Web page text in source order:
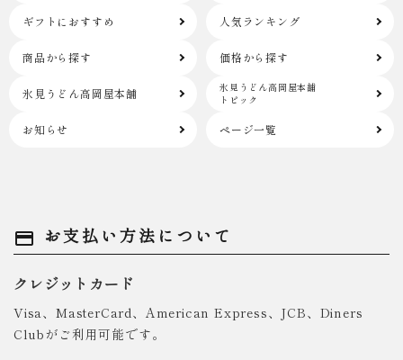
ギフトにおすすめ 人気ランキング
商品から探す 価格から探す
氷見うどん高岡屋本舗
氷見うどん高岡屋本舗
トピック
お知らせ ページ一覧
payment お支払い方法について
クレジットカード
Visa、MasterCard、American Express、JCB、Diners
Clubがご利用可能です。